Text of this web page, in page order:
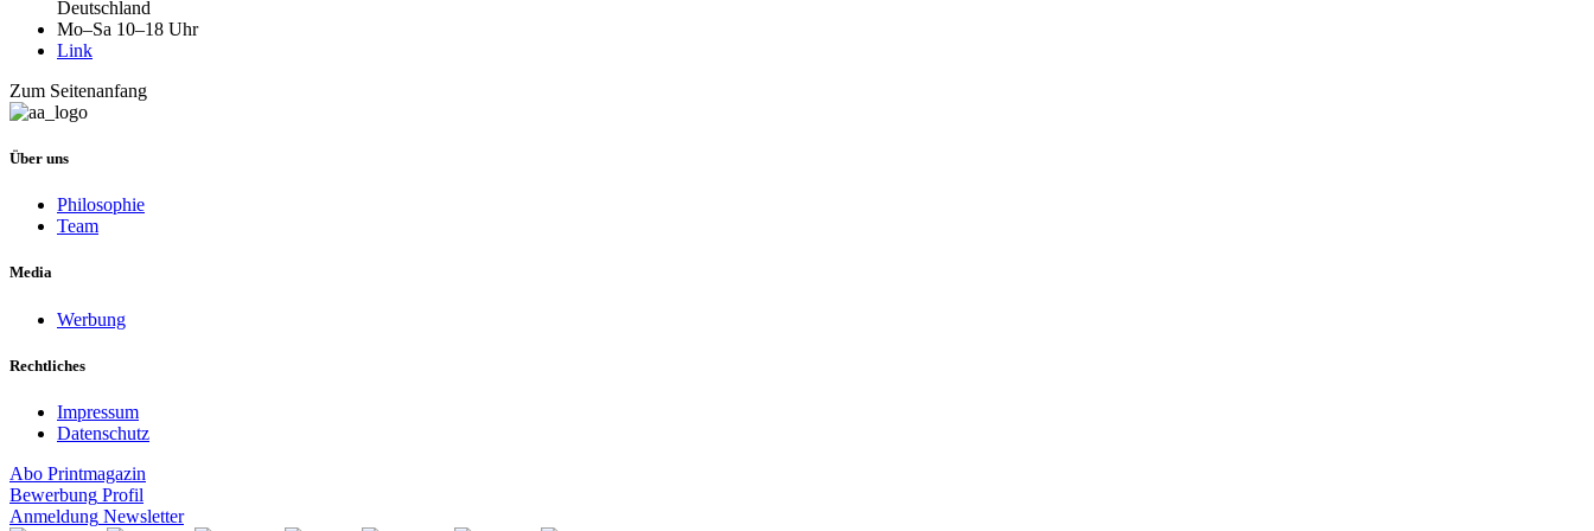
Deutschland
Mo–Sa 10–18 Uhr
Link
Zum Seitenanfang
Über uns
Philosophie
Team
Media
Werbung
Rechtliches
Impressum
Datenschutz
Abo Printmagazin
Bewerbung Profil
Anmeldung Newsletter